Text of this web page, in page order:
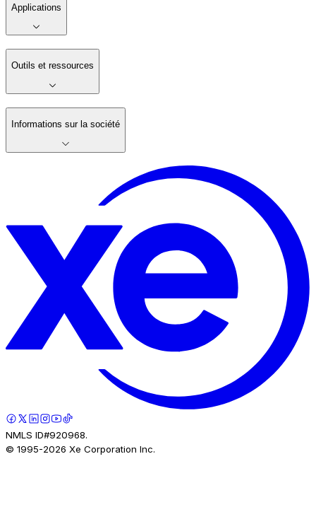
Applications
Outils et ressources
Informations sur la société
NMLS ID#920968.
© 1995-2026 Xe Corporation Inc.